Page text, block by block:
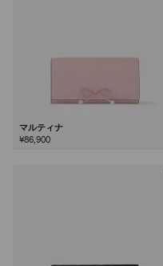
マルティナ
¥86,900